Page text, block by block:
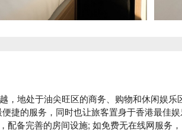
，地处于油尖旺区的商务、购物和休闲娱乐
捷的服务，同时也让旅客置身于香港最佳娱
配备完善的房间设施; 如免费无在线网服务